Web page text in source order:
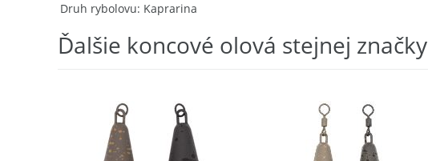
Druh rybolovu Kaprarina
Ďalšie koncové olová stejnej značky